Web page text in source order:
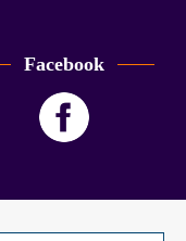
Facebook